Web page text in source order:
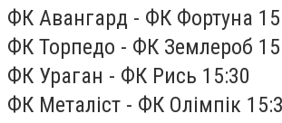
ФК Авангард - ФК Фортуна
ФК Торпедо - ФК Землероб
ФК Ураган - ФК Рись 15:30
ФК Металіст - ФК Олімпік